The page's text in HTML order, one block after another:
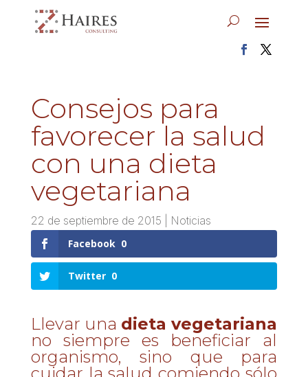
Consejos para
favorecer la salud
con una dieta
vegetariana
22 de septiembre de 2015 Noticias
Facebook 0
Twitter 0
Llevar una dieta vegetariana
no siempre es beneficiar al
organismo, sino que para